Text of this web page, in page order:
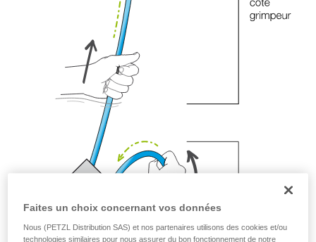
Nous donnons des exemples de techniques
liées à votre activité. Il peut en exister d’autres
que nous ne décrivons pas ici.
Faites un choix concernant vos données
Nous (PETZL Distribution SAS) et nos partenaires utilisons des cookies et/ou
technologies similaires pour nous assurer du bon fonctionnement de notre